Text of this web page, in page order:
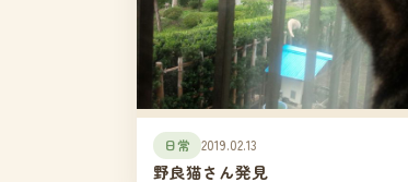
日常 2019.02.13
野良猫さん発見